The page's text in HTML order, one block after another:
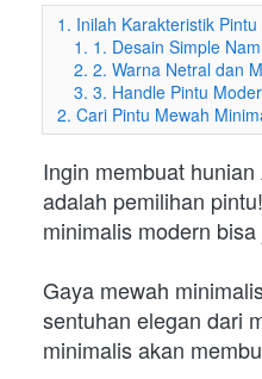
1. Inilah Karakteristik
1. 1. Desain Simple
2. 2. Warna Netral dan
3. 3. Handle Pintu
2. Cari Pintu Mewah
Ingin membuat
adalah pemilihan
minimalis modern
Gaya mewah
sentuhan elegan dari
minimalis akan